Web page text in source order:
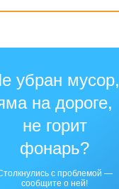
убран мусор,
на дороге,
не горит
фонарь?
с проблемой —
сообщите о ней!